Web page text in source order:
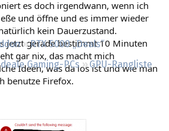
RTX 5000 „Deals“
Gaming-PCs
GPU-Rangliste
es doch irgendwann, wenn ich
und öffne und es immer wieder
kein Dauerzustand.
jetzt gerade bestimmt 10 Minuten
gar nix, das macht mich
Ideen, was da los ist und wie man
benutze Firefox.